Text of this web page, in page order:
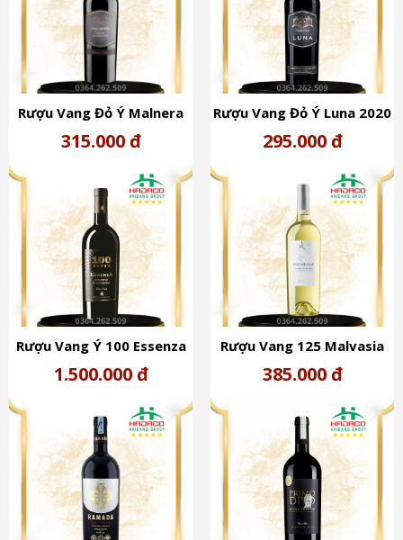
Rượu Vang Đỏ Ý Malnera
(14%) - NegroAmaro
Malvasia Nera Giorgio
315.000 đ
Rượu Vang Đỏ Ý Luna 2020
(14%) - Merlot-Malvasia
Nera Salento
295.000 đ
Rượu Vang Ý 100 Essenza
Primitivo Manduria (15%)
1.500.000 đ
Rượu Vang 125 Malvasia
Del Salento (12,5%)
385.000 đ